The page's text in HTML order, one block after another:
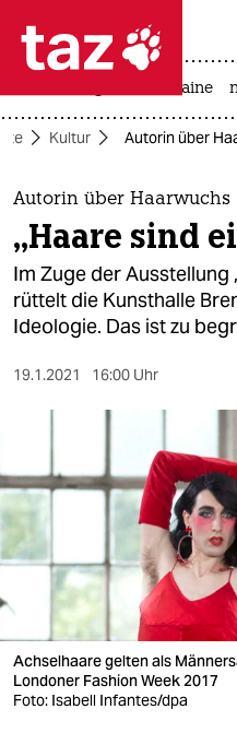
 taz
taz zahl
themen
politik
öko
gesellschaft
sport
berlin
nord
wahrheit
verlag
verlag
krieg in der ukraine
Kultur Autorin über
Autorin über Haarwuchs
„Haare sind
Im Zuge der Ausstellung
rüttelt die Kunsthalle
Ideologie. Das ist zu
19.1.2021 16:00 Uhr
Achselhaare gelten als
Londoner Fashion Week 2017
Foto: Isabell Infantes/dpa